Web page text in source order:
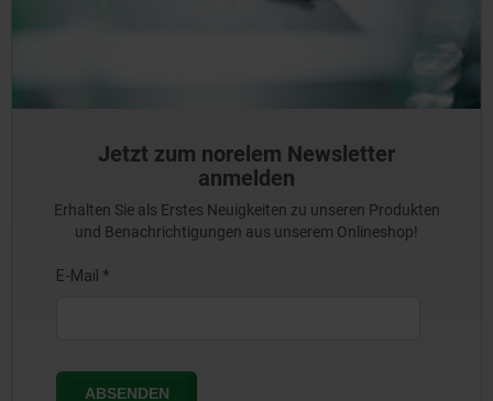
Jetzt zum norelem Newsletter
anmelden
Erhalten Sie als Erstes Neuigkeiten zu unseren Produkten
und Benachrichtigungen aus unserem Onlineshop!